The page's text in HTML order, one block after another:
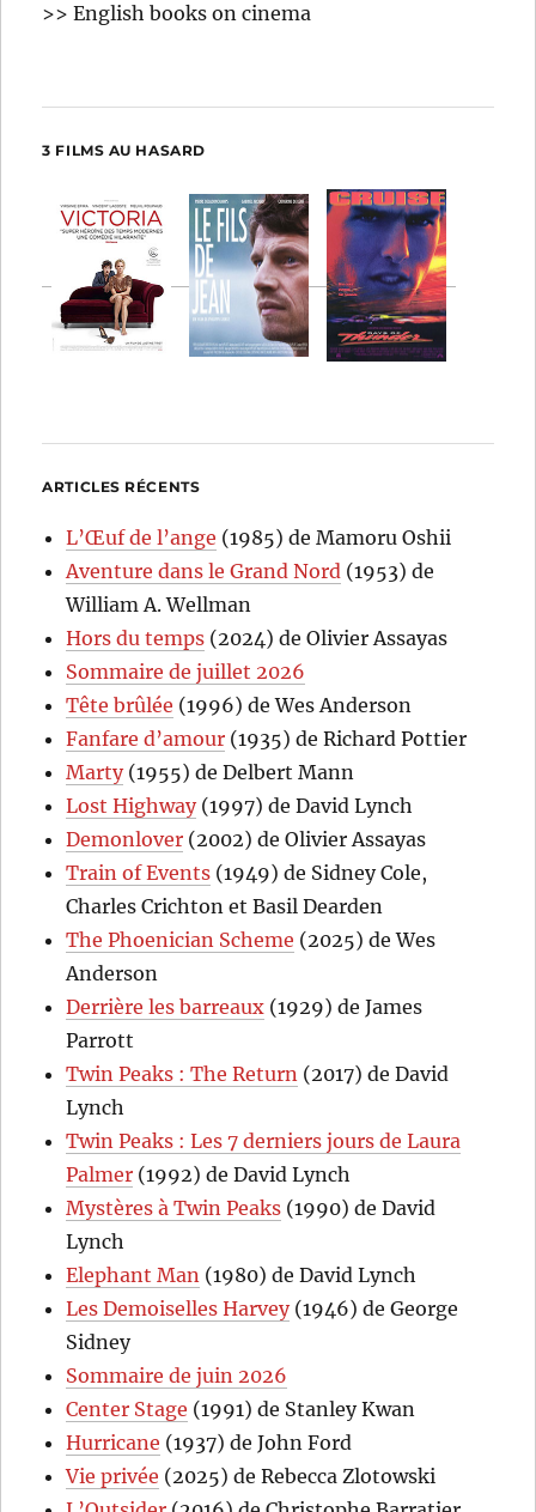
>> English books on cinema
3 FILMS AU HASARD
ARTICLES RÉCENTS
L’Œuf de l’ange (1985) de Mamoru Oshii
Aventure dans le Grand Nord (1953) de
William A. Wellman
Hors du temps (2024) de Olivier Assayas
Sommaire de juillet 2026
Tête brûlée (1996) de Wes Anderson
Fanfare d’amour (1935) de Richard Pottier
Marty(1955) de Delbert Mann
Lost Highway(1997) de David Lynch
Demonlover (2002) de Olivier Assayas
Train of Events (1949) de Sidney Cole,
Charles Crichton et Basil Dearden
The Phoenician Scheme (2025) de Wes
Anderson
Derrière les barreaux (1929) de James
Parrott
Twin Peaks : The Return (2017) de David
Lynch
Twin Peaks : Les 7 derniers jours de Laura
Palmer (1992) de David Lynch
Mystères à Twin Peaks (1990) de David
Lynch
Elephant Man (1980) de David Lynch
Les Demoiselles Harvey(1946) de George
Sidney
Sommaire de juin 2026
Center Stage (1991) de Stanley Kwan
Hurricane (1937) de John Ford
Vie privée (2025) de Rebecca Zlotowski